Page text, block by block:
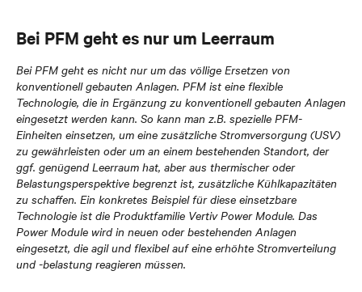
Bei PFM geht es nur um Leerraum
Bei PFM geht es nicht nur um das völlige Ersetzen von
konventionell gebauten Anlagen. PFM ist eine flexible
Technologie, die in Ergänzung zu konventionell gebauten Anlagen
eingesetzt werden kann. So kann man z.B. spezielle PFM-
Einheiten einsetzen, um eine zusätzliche Stromversorgung (USV)
zu gewährleisten oder um an einem bestehenden Standort, der
ggf. genügend Leerraum hat, aber aus thermischer oder
Belastungsperspektive begrenzt ist, zusätzliche Kühlkapazitäten
zu schaffen. Ein konkretes Beispiel für diese einsetzbare
Technologie ist die Produktfamilie Vertiv Power Module. Das
Power Module wird in neuen oder bestehenden Anlagen
eingesetzt, die agil und flexibel auf eine erhöhte Stromverteilung
und -belastung reagieren müssen.